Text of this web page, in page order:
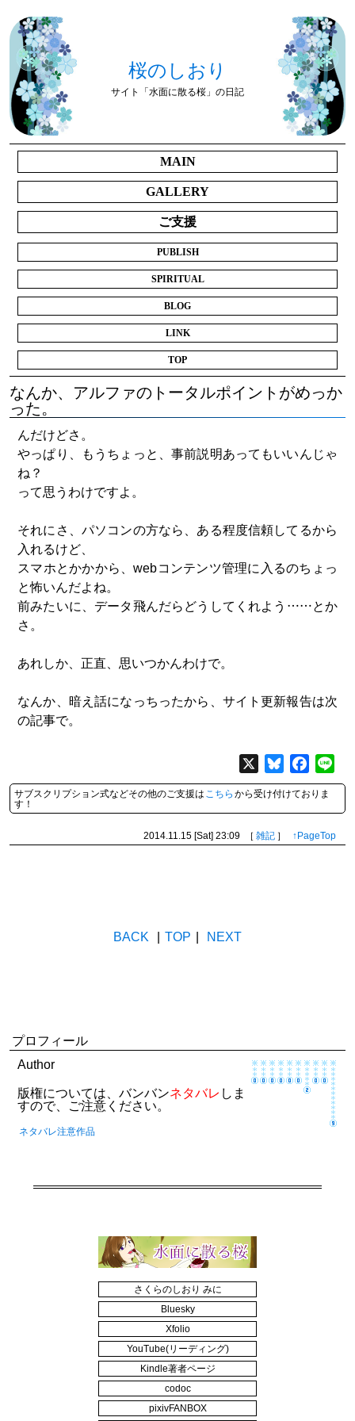
桜のしおり
サイト「水面に散る桜」の日記
MAIN
GALLERY
ご支援
PUBLISH
SPIRITUAL
BLOG
LINK
TOP
なんか、アルファのトータルポイントがめっか
った。
んだけどさ。
やっぱり、もうちょっと、事前説明あってもいいんじゃ
ね？
って思うわけですよ。
それにさ、パソコンの方なら、ある程度信頼してるから
入れるけど、
スマホとかかから、webコンテンツ管理に入るのちょっ
と怖いんだよね。
前みたいに、データ飛んだらどうしてくれよう……とか
さ。
あれしか、正直、思いつかんわけで。
なんか、暗え話になっちったから、サイト更新報告は次
の記事で。
X Bluesky
サブスクリプション式などその他のご支援は こちら から受け付けておりま
す！
2014.11.15 [Sat] 23:09 ［ 雑記 ］ ↑PageTop
BACK TOP NEXT
プロフィール
Author
版権については、バンバンネタバレ しま
すので、ご注意ください。
ネタバレ注意作品
さくらのしおり みに
Bluesky
Xfolio
YouTube(リーディング)
Kindle著者ページ
codoc
pixivFANBOX